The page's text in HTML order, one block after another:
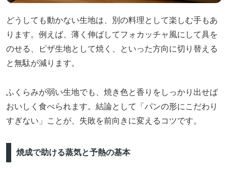
どうしても動かない生地は、別の料理として楽しむ手もあ
ります。例えば、薄く伸ばしてフォカッチャ風にして具を
のせる、ピザ生地として焼く、といった方向に切り替える
と無駄が減ります。
ふくらみが弱い生地でも、焼き色と香りをしっかり出せば
おいしく食べられます。結論として「パンの形にこだわり
すぎない」ことが、失敗を前向きに変えるコツです。
焼成で助ける蒸気と予熱の基本